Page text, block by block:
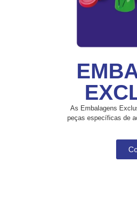
As Embalagens
peças específicas de